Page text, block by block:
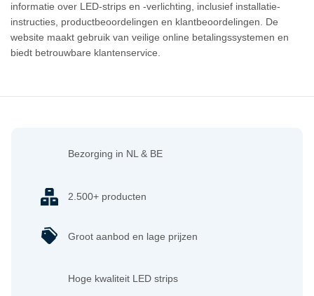
informatie over LED-strips en -verlichting, inclusief installatie-
instructies, productbeoordelingen en klantbeoordelingen. De
website maakt gebruik van veilige online betalingssystemen en
biedt betrouwbare klantenservice.
Bezorging in NL & BE
2.500+ producten
Groot aanbod en lage prijzen
Hoge kwaliteit LED strips